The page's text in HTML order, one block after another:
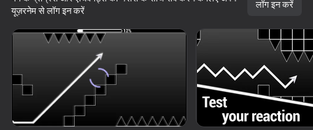
यह गेम केवल लैंडस्केप
ओरिएंटेशन का समर्थन करता है
यूज़रनेम से लॉग इन करें
लॉग इन करें